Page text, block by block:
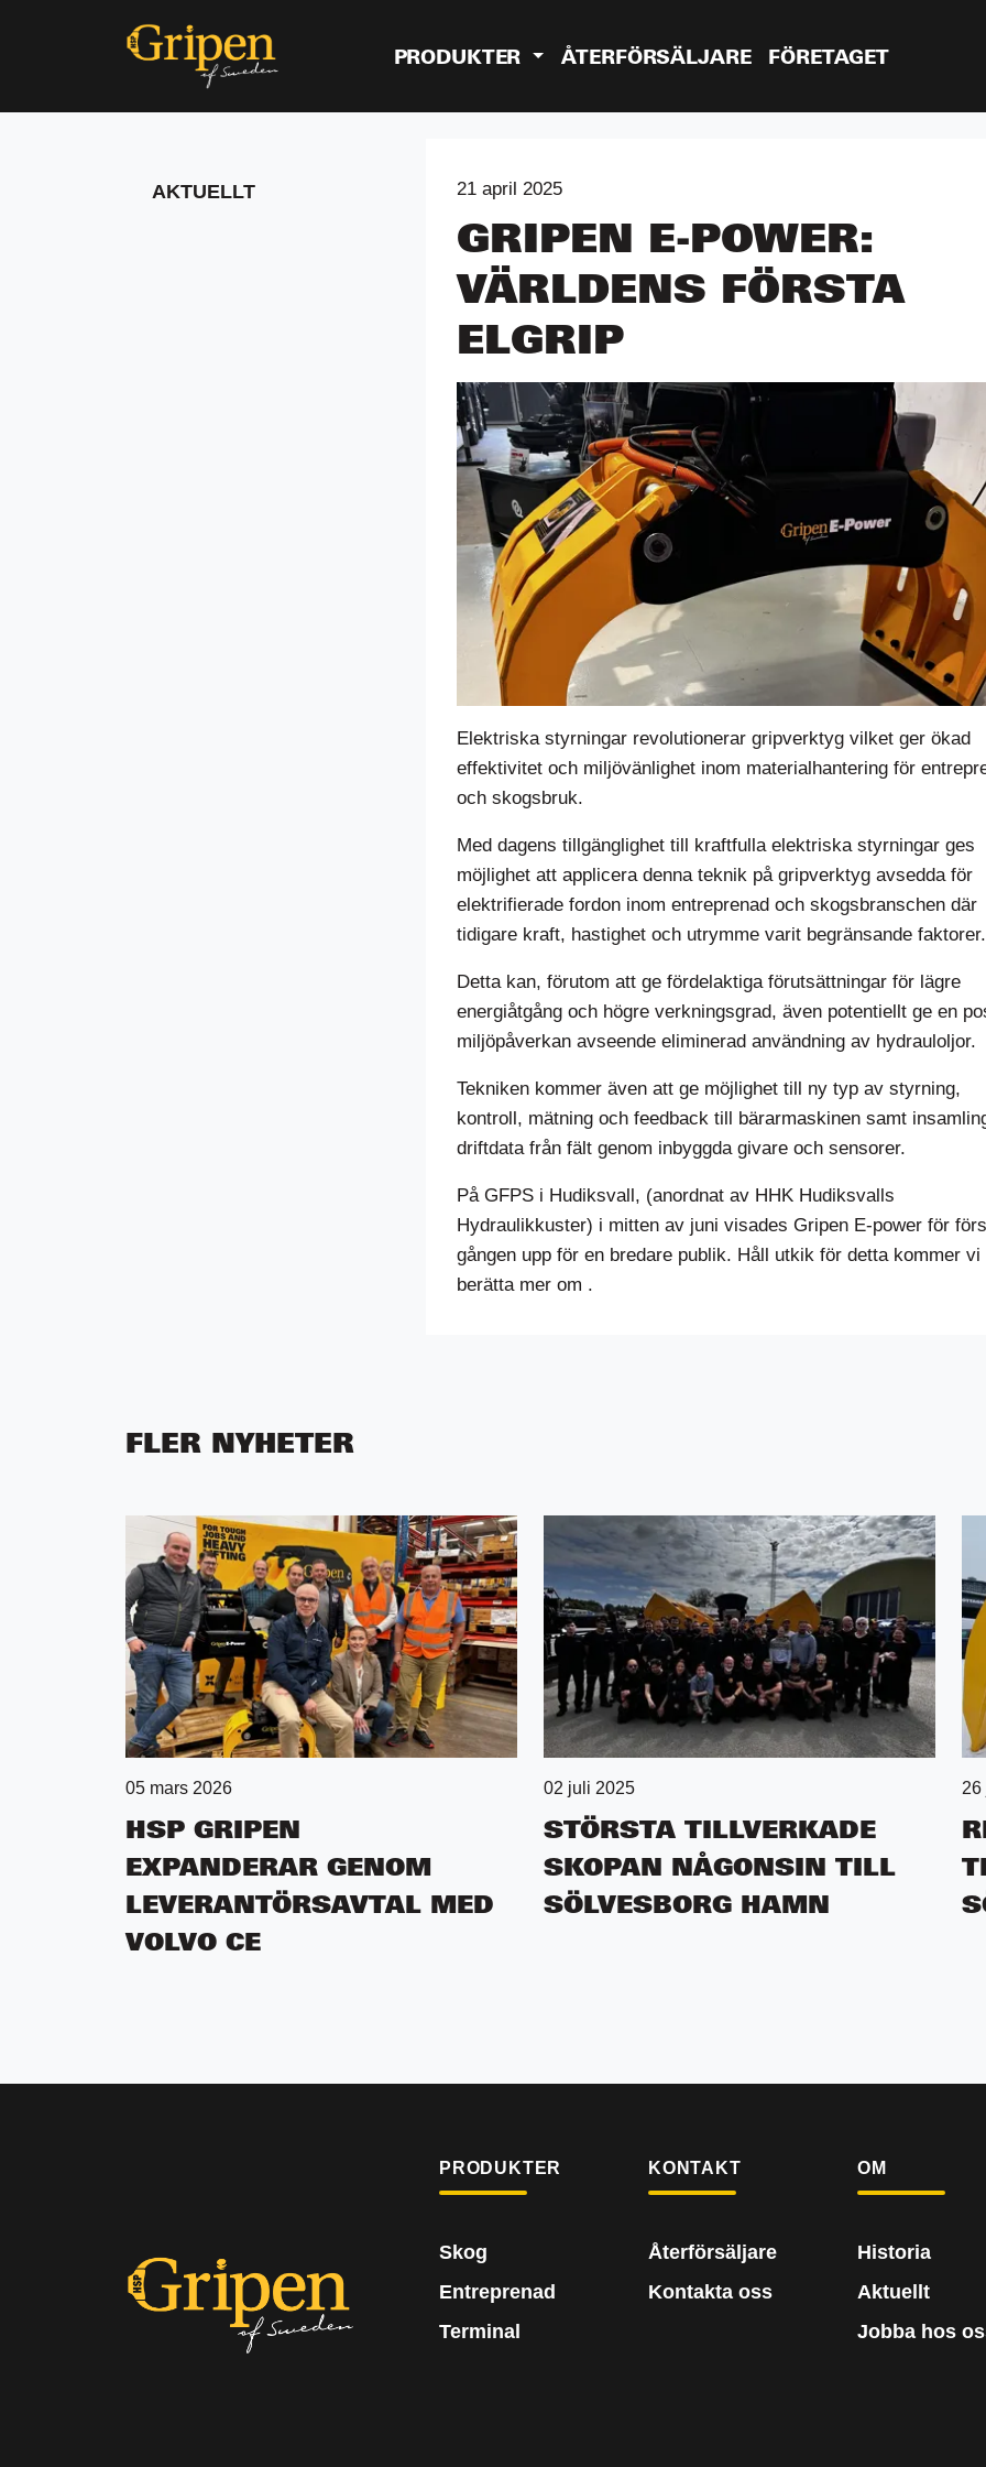
PRODUKTER ÅTERFÖRSÄLJARE FÖRETAGET
AKTUELLT 21 april 2025
GRIPEN E-POWER:
VÄRLDENS FÖRSTA
ELGRIP
Elektriska styrningar revolutionerar gripverktyg vilket ger ökad
effektivitet och miljövänlighet inom materialhantering för
och skogsbruk.
Med dagens tillgänglighet till kraftfulla elektriska styrningar ges
möjlighet att applicera denna teknik på gripverktyg avsedda för
elektrifierade fordon inom entreprenad och skogsbranschen där
tidigare kraft, hastighet och utrymme varit begränsande faktorer.
Detta kan, förutom att ge fördelaktiga förutsättningar för lägre
energiåtgång och högre verkningsgrad, även potentiellt ge en
miljöpåverkan avseende eliminerad användning av hydrauloljor.
Tekniken kommer även att ge möjlighet till ny typ av styrning,
kontroll, mätning och feedback till bärarmaskinen samt
driftdata från fält genom inbyggda givare och sensorer.
På GFPS i Hudiksvall, (anordnat av HHK Hudiksvalls
Hydraulikkuster) i mitten av juni visades Gripen E-power för
gången upp för en bredare publik. Håll utkik för detta kommer vi
berätta mer om .
FLER NYHETER
05 mars 2026
HSP GRIPEN
EXPANDERAR GENOM
LEVERANTÖRSAVTAL MED
VOLVO CE
02 juli 2025
STÖRSTA TILLVERKADE
SKOPAN NÅGONSIN TILL
SÖLVESBORG HAMN
26
PRODUKTER
Skog
Entreprenad
Terminal
KONTAKT
Återförsäljare
Kontakta oss
OM
Historia
Aktuellt
Jobba hos